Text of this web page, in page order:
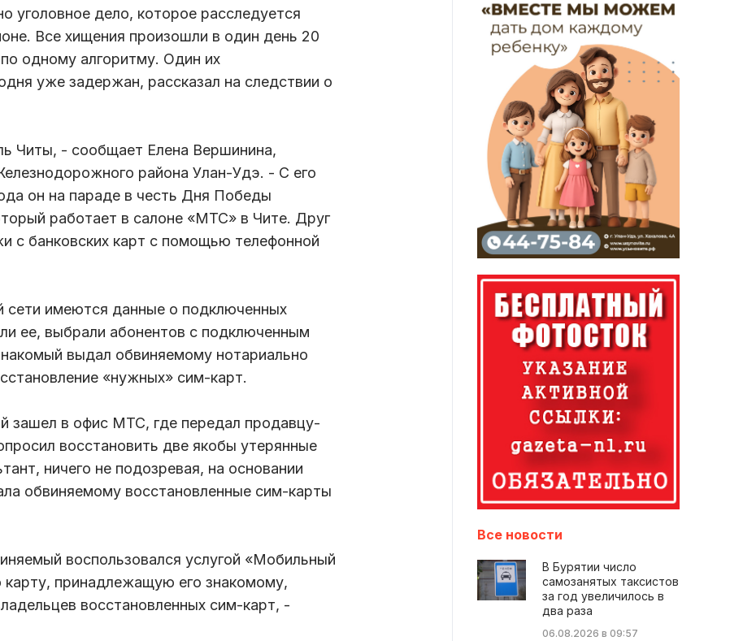
уголовное дело, которое расследуется
Все хищения произошли в один день 20
одному алгоритму. Один их
уже задержан, рассказал на следствии о
Читы, - сообщает Елена Вершинина,
района Улан-Удэ. - С его
он на параде в честь Дня Победы
работает в салоне «МТС» в Чите. Друг
с банковских карт с помощью телефонной
сети имеются данные о подключенных
ее, выбрали абонентов с подключенным
выдал обвиняемому нотариально
«нужных» сим-карт.
зашел в офис МТС, где передал продавцу-
восстановить две якобы утерянные
ничего не подозревая, на основании
обвиняемому восстановленные сим-карты
воспользовался услугой «Мобильный
карту, принадлежащую его знакомому,
восстановленных сим-карт, -
Все новости
В Бурятии число
самозанятых таксистов
за год увеличилось в
два раза
06.08.2026 в 09:57